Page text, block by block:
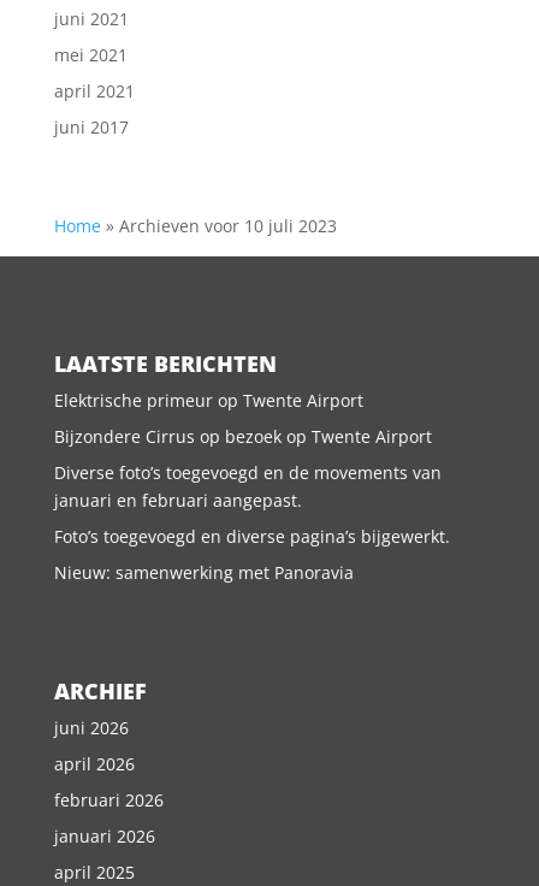
juni 2021
mei 2021
april 2021
juni 2017
Home» Archieven voor 10 juli 2023
LAATSTE BERICHTEN
Elektrische primeur op Twente Airport
Bijzondere Cirrus op bezoek op Twente Airport
Diverse foto’s toegevoegd en de movements van
januari en februari aangepast.
Foto’s toegevoegd en diverse pagina’s bijgewerkt.
Nieuw: samenwerking met Panoravia
ARCHIEF
juni 2026
april 2026
februari 2026
januari 2026
april 2025